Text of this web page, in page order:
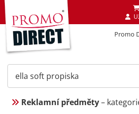
Promo
Reklamní předměty–